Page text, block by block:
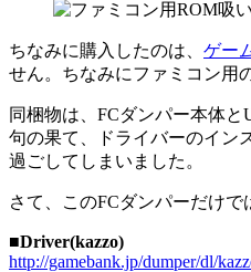
ちなみに購入したのは、 ゲー
せん。ちなみにファミコン用
同梱物は、FCダンパー本体
句の果て、ドライバーのイン
過ごしてしまいました。
さて、このFCダンパーだけで
■Driver(kazzo)
http://gamebank.jp/dumper/dl/